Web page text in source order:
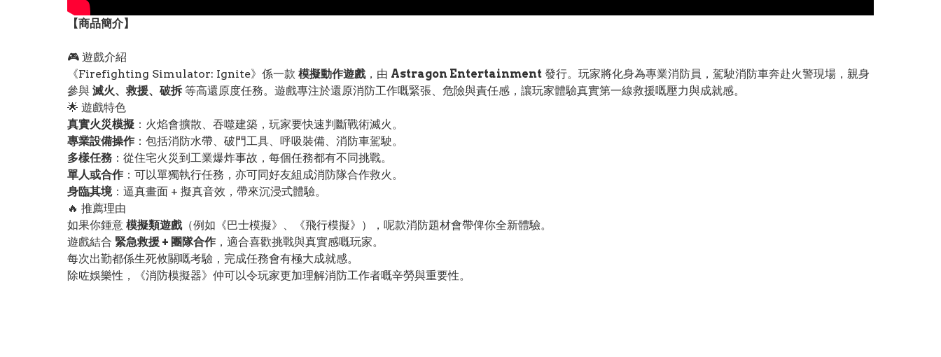
【商品簡介】
🎮 遊戲介紹
《Firefighting Simulator: Ignite》係一款 模擬動作遊戲，由 Astragon Entertainment 發行。玩家將化身為專業消防員，駕駛消防車奔赴火警現場，親身
參與 滅火、救援、破拆 等高還原度任務。遊戲專注於還原消防工作嘅緊張、危險與責任感，讓玩家體驗真實第一線救援嘅壓力與成就感。
🌟 遊戲特色
真實火災模擬 ：火焰會擴散、吞噬建築，玩家要快速判斷戰術滅火。
專業設備操作 ：包括消防水帶、破門工具、呼吸裝備、消防車駕駛。
多樣任務 ：從住宅火災到工業爆炸事故，每個任務都有不同挑戰。
單人或合作 ：可以單獨執行任務，亦可同好友組成消防隊合作救火。
身臨其境：逼真畫面 + 擬真音效，帶來沉浸式體驗。
🔥 推薦理由
如果你鍾意 模擬類遊戲（例如《巴士模擬》、《飛行模擬》），呢款消防題材會帶俾你全新體驗。
遊戲結合 緊急救援 + 團隊合作 ，適合喜歡挑戰與真實感嘅玩家。
每次出勤都係生死攸關嘅考驗，完成任務會有極大成就感。
除咗娛樂性，《消防模擬器》仲可以令玩家更加理解消防工作者嘅辛勞與重要性。